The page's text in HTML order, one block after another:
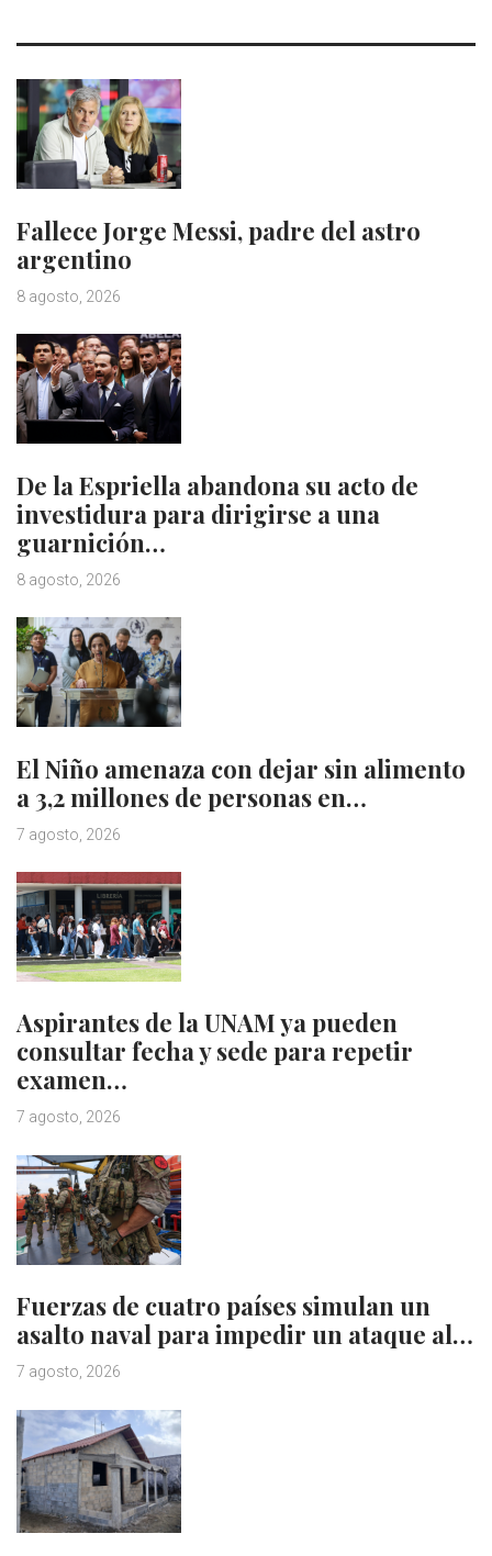
Fallece Jorge Messi, padre del astro
argentino
8 agosto, 2026
De la Espriella abandona su acto de
investidura para dirigirse a una
guarnición…
8 agosto, 2026
El Niño amenaza con dejar sin alimento
a 3,2 millones de personas en…
7 agosto, 2026
Aspirantes de la UNAM ya pueden
consultar fecha y sede para repetir
examen…
7 agosto, 2026
Fuerzas de cuatro países simulan un
asalto naval para impedir un ataque al…
7 agosto, 2026